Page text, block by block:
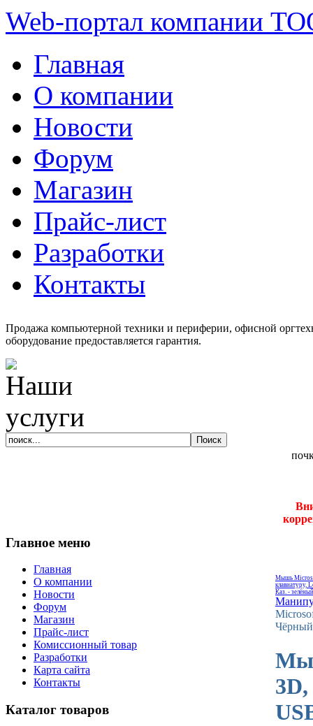
Web-портал компании
Главная
О компании
Новости
Форум
Магазин
Прайс-лист
Разработки
Контакты
Продажа компьютерной техники и периферии, офисной
оборудование предоставляется гарантия.
Главное меню
Главная
О компании
Новости
Форум
Магазин
Прайс-лист
Комиссионный товар
Разработки
Карта сайта
Контакты
Каталог товаров
Мышь
клавиатуру,
Каз. -
Чёрный